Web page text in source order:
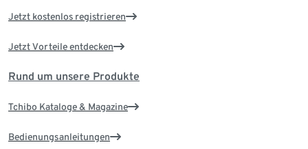
Jetzt kostenlos registrieren
Jetzt Vorteile entdecken
Rund um unsere Produkte
Tchibo Kataloge & Magazine
Bedienungsanleitungen